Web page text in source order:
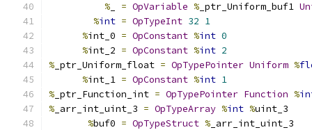
%
= OpVariable % _ptr_Uniform_buf1
%int = OpTypeInt 32 1
%int_0 = OpConstant %int 0
%int_2 = OpConstant %int 2
% _ptr_Uniform_float = OpTypePointer Uniform %
%int_1 = OpConstant %int 1
% _ptr_Function_int = OpTypePointer Function %
% _arr_int_uint_3 = OpTypeArray %int %uint_3
%buf0 = OpTypeStruct % _arr_int_uint_3